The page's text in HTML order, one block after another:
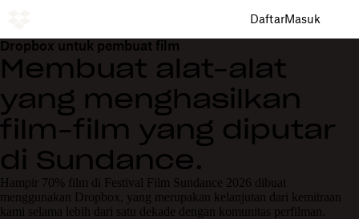
DaftarMasuk
Dropbox untuk pembuat film
Membuat alat-alat
yang menghasilkan
film-film yang diputar
di Sundance.
Hampir 70% film di Festival Film Sundance 2026 dibuat
menggunakan Dropbox, yang merupakan kelanjutan dari kemitraan
kami selama lebih dari satu dekade dengan komunitas perfilman.